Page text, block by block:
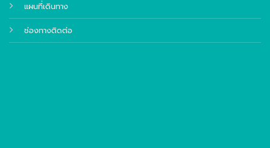
แผนที่เดินทาง
ช่องทางติดต่อ